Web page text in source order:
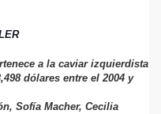
a la caviar izquierdista
dólares entre el 2004 y
Sofía Macher, Cecilia